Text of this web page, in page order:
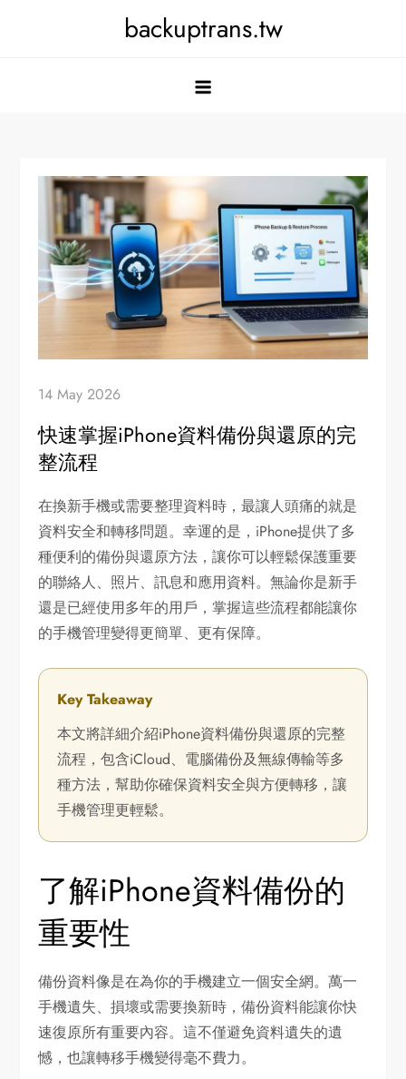
backuptrans.tw
14 May 2026
快速掌握iPhone資料備份與還原的完
整流程
在換新手機或需要整理資料時，最讓人頭痛的就是
資料安全和轉移問題。幸運的是，iPhone提供了多
種便利的備份與還原方法，讓你可以輕鬆保護重要
的聯絡人、照片、訊息和應用資料。無論你是新手
還是已經使用多年的用戶，掌握這些流程都能讓你
的手機管理變得更簡單、更有保障。
Key Takeaway
本文將詳細介紹iPhone資料備份與還原的完整
流程，包含iCloud、電腦備份及無線傳輸等多
種方法，幫助你確保資料安全與方便轉移，讓
手機管理更輕鬆。
了解iPhone資料備份的
重要性
備份資料像是在為你的手機建立一個安全網。萬一
手機遺失、損壞或需要換新時，備份資料能讓你快
速復原所有重要內容。這不僅避免資料遺失的遺
憾，也讓轉移手機變得毫不費力。